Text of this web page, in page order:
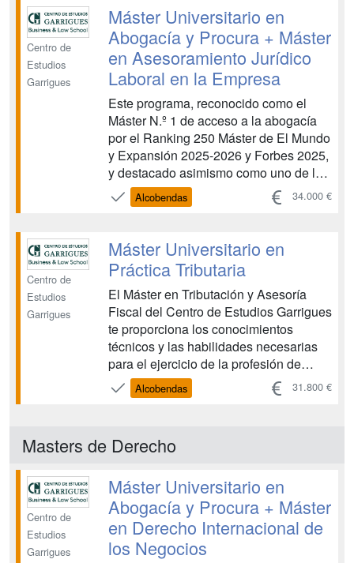
titulación académica para acceder a la
profesión de la abogacía...
Centro de
Estudios
Garrigues
Máster Universitario en
Abogacía y Procura + Máster
en Asesoramiento Jurídico
Laboral en la Empresa
Este programa, reconocido como el
Máster N.º 1 de acceso a la abogacía
por el Ranking 250 Máster de El Mundo
y Expansión 2025-2026 y Forbes 2025,
y destacado asimismo como uno de los
mejores másteres en derecho
internacional por la Guía de Másteres
oportunidad de obtener una doble
titulación académica para acc...
Alcobendas 34.000 €
Centro de
Estudios
Garrigues
Máster Universitario en
Práctica Tributaria
El Máster en Tributación y Asesoría
Fiscal del Centro de Estudios Garrigues
te proporciona los conocimientos
técnicos y las habilidades necesarias
para el ejercicio de la profesión de
asesor fiscal al más alto nivel. El máster
en tributación tiene como objetivo que
...
Alcobendas 31.800 €
Masters de Derecho
Centro de
Estudios
Garrigues
Máster Universitario en
Abogacía y Procura + Máster
en Derecho Internacional de
los Negocios